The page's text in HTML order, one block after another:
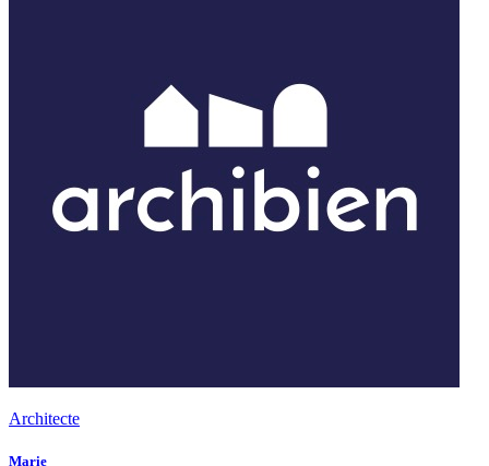
Architecte
Marie